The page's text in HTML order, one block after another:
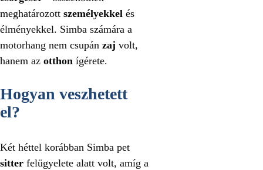
meghatározott személyekkel és
élményekkel. Simba számára a
motorhang nem csupán zaj volt,
hanem az otthon ígérete.
Hogyan veszhetett
el?
Két héttel korábban Simba pet
sitter felügyelete alatt volt, amíg a